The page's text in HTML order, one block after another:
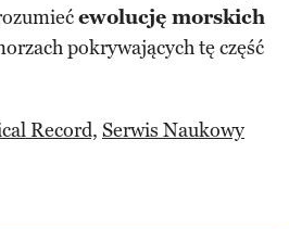
ewolucję morskich
pokrywających tę część
Record, Serwis Naukowy